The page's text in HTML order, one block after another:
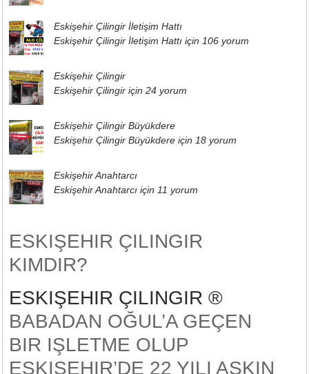
Eskişehir Çilingir İletişim Hattı
Eskişehir Çilingir İletişim Hattı için 106 yorum
Eskişehir Çilingir
Eskişehir Çilingir için 24 yorum
Eskişehir Çilingir Büyükdere
Eskişehir Çilingir Büyükdere için 18 yorum
Eskişehir Anahtarcı
Eskişehir Anahtarcı için 11 yorum
ESKIŞEHIR ÇILINGIR
KIMDIR?
ESKIŞEHIR ÇILINGIR ®
BABADAN OĞUL’A GEÇEN
BIR IŞLETME OLUP
ESKIŞEHIR’DE 22 YILI AŞKIN